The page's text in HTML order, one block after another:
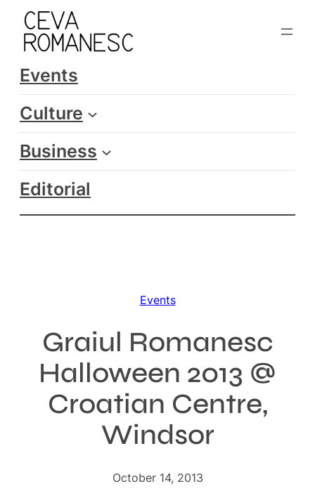
Skip
content
Events
Culture
Business
Editorial
Events
Graiul Romanesc
Halloween 2013 @
Croatian Centre,
Windsor
October 14, 2013